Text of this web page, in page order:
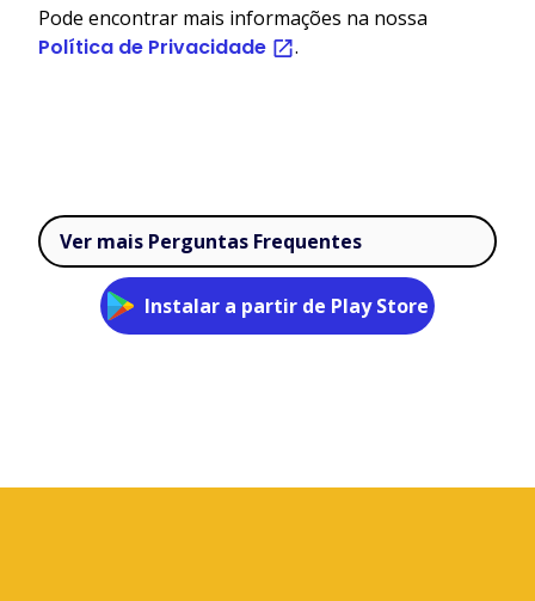
Pode encontrar mais informações na nossa
Política de Privacidade .
Ver mais Perguntas Frequentes
Instalar a partir de Play Store